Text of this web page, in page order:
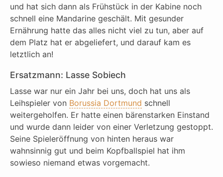
und hat sich dann als Frühstück in der Kabine noch
schnell eine Mandarine geschält. Mit gesunder
Ernährung hatte das alles nicht viel zu tun, aber auf
dem Platz hat er abgeliefert, und darauf kam es
letztlich an!
Ersatzmann: Lasse Sobiech
Lasse war nur ein Jahr bei uns, doch hat uns als
Leihspieler von Borussia Dortmund schnell
weitergeholfen. Er hatte einen bärenstarken Einstand
und wurde dann leider von einer Verletzung gestoppt.
Seine Spieleröffnung von hinten heraus war
wahnsinnig gut und beim Kopfballspiel hat ihm
sowieso niemand etwas vorgemacht.